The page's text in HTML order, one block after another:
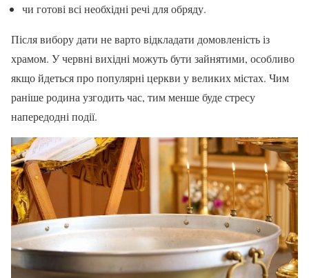
чи готові всі необхідні речі для обряду.
Після вибору дати не варто відкладати домовленість із
храмом. У червні вихідні можуть бути зайнятими, особливо
якщо йдеться про популярні церкви у великих містах. Чим
раніше родина узгодить час, тим менше буде стресу
напередодні події.